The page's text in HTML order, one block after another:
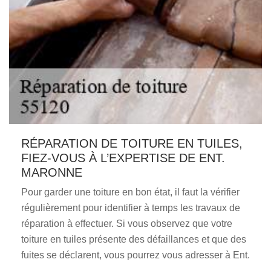
RÉPARATION DE TOITURE EN TUILES,
FIEZ-VOUS À L’EXPERTISE DE ENT.
MARONNE
Pour garder une toiture en bon état, il faut la vérifier
régulièrement pour identifier à temps les travaux de
réparation à effectuer. Si vous observez que votre
toiture en tuiles présente des défaillances et que des
fuites se déclarent, vous pourrez vous adresser à Ent.